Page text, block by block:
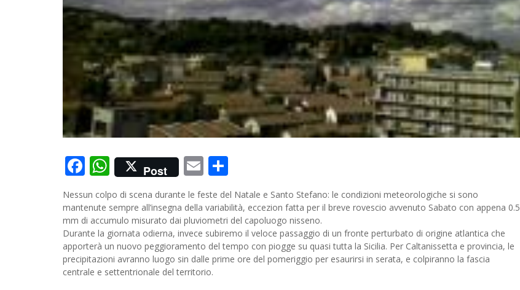
Facebook
WhatsApp
Post Email
Nessun colpo di scena durante le feste del Natale e Santo Stefano: le condizioni meteorologiche si sono
mantenute sempre all’insegna della variabilità, eccezion fatta per il breve rovescio avvenuto Sabato con appena 0.5
mm di accumulo misurato dai pluviometri del capoluogo nisseno.
Durante la giornata odierna, invece subiremo il veloce passaggio di un fronte perturbato di origine atlantica che
apporterà un nuovo peggioramento del tempo con piogge su quasi tutta la Sicilia. Per Caltanissetta e provincia, le
precipitazioni avranno luogo sin dalle prime ore del pomeriggio per esaurirsi in serata, e colpiranno la fascia
centrale e settentrionale del territorio.